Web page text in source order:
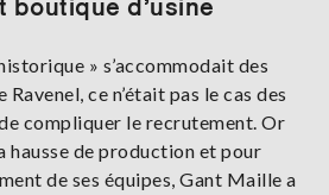
boutique d’usine
» s’accommodait des
ce n’était pas le cas des
compliquer le recrutement. Or
hausse de production et pour
de ses équipes, Gant Maille a